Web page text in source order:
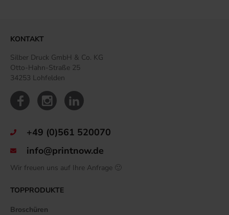
KONTAKT
Silber Druck GmbH & Co. KG
Otto-Hahn-Straße 25
34253 Lohfelden
+49 (0)561 520070
info@printnow.de
Wir freuen uns auf Ihre Anfrage 🙂
TOPPRODUKTE
Broschüren